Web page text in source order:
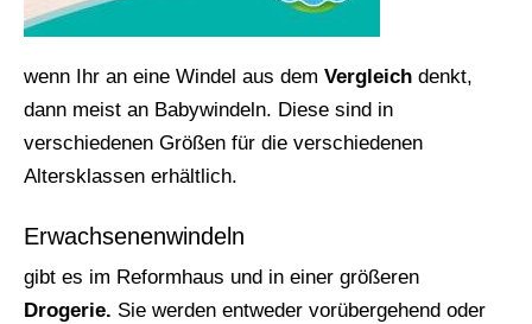
wenn Ihr an eine Windel aus dem Vergleich denkt,
dann meist an Babywindeln. Diese sind in
verschiedenen Größen für die verschiedenen
Altersklassen erhältlich.
Erwachsenenwindeln
gibt es im Reformhaus und in einer größeren
Drogerie. Sie werden entweder vorübergehend oder